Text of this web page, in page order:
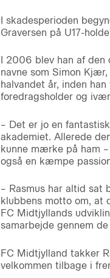
I skadesperioden
Graversen på U17-
I 2006 blev han af
navne som Simon
halvandet år, inden
foredragsholder og
– Det er jo en
akademiet. Allerede
kunne mærke på ham
også en kæmpe
– Rasmus har altid sat
klubbens motto om, at
FC Midtjyllands
samarbejde gennem
FC Midtjylland takker
velkommen tilbage i